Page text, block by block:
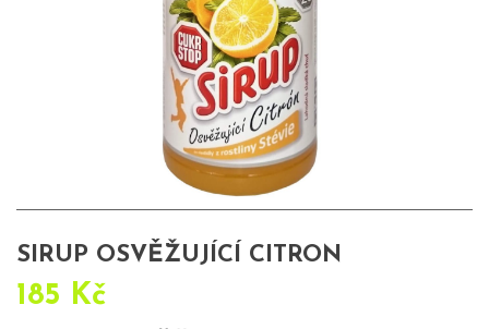
SIRUP OSVĚŽUJÍCÍ CITRON
185 Kč